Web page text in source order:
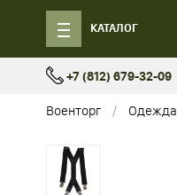
КАТАЛОГ
+7 (812) 679-32-09
Военторг Одежда